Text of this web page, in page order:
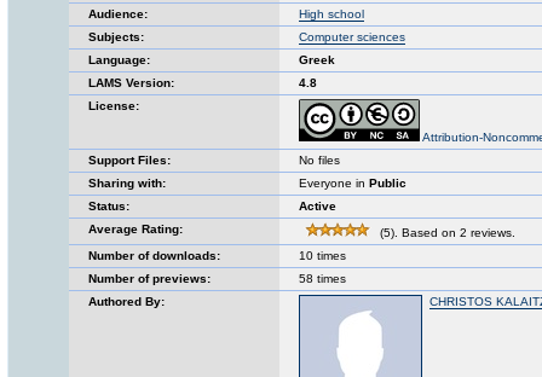
Audience:
High school
Subjects:
Computer sciences
Language:
Greek
LAMS Version:
4.8
License:
Attribution-
Support Files:
No files
Sharing with:
Everyone in Public
Status:
Active
Average Rating:
(5). Based on 2 reviews.
Number of downloads:
10 times
Number of previews:
58 times
Authored By:
CHRISTOS